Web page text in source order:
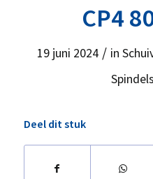
CP4
19 juni 2024 / in
Deel dit stuk